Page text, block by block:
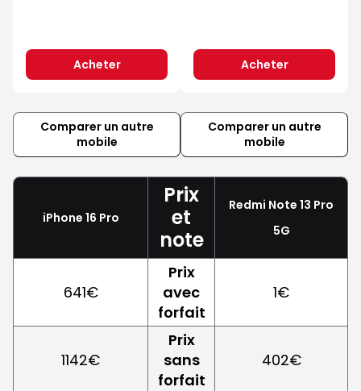
Acheter Acheter
Comparer un autre
mobile
Comparer un autre
mobile
iPhone 16 Pro
Prix
et
note
Redmi Note 13 Pro
5G
641€
Prix
avec
forfait
1€
1142€
Prix
sans
forfait
402€